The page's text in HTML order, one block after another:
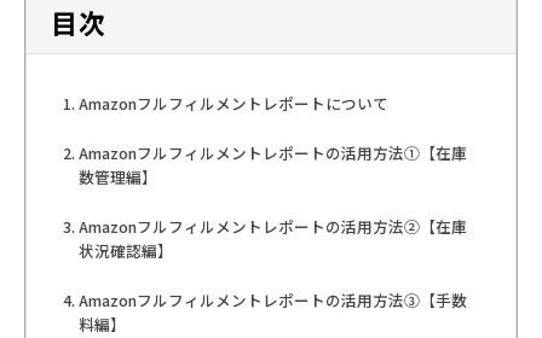
目次
Amazonフルフィルメントレポートについて
Amazonフルフィルメントレポートの活用方法①【在庫
数管理編】
Amazonフルフィルメントレポートの活用方法②【在庫
状況確認編】
Amazonフルフィルメントレポートの活用方法③【手数
料編】